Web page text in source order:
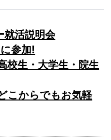
活説明会
参加!
校生・大学生・院生
こからでもお気軽